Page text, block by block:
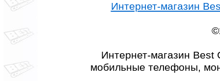
Интернет-магазин
Интернет-магазин Best
мобильные телефоны,